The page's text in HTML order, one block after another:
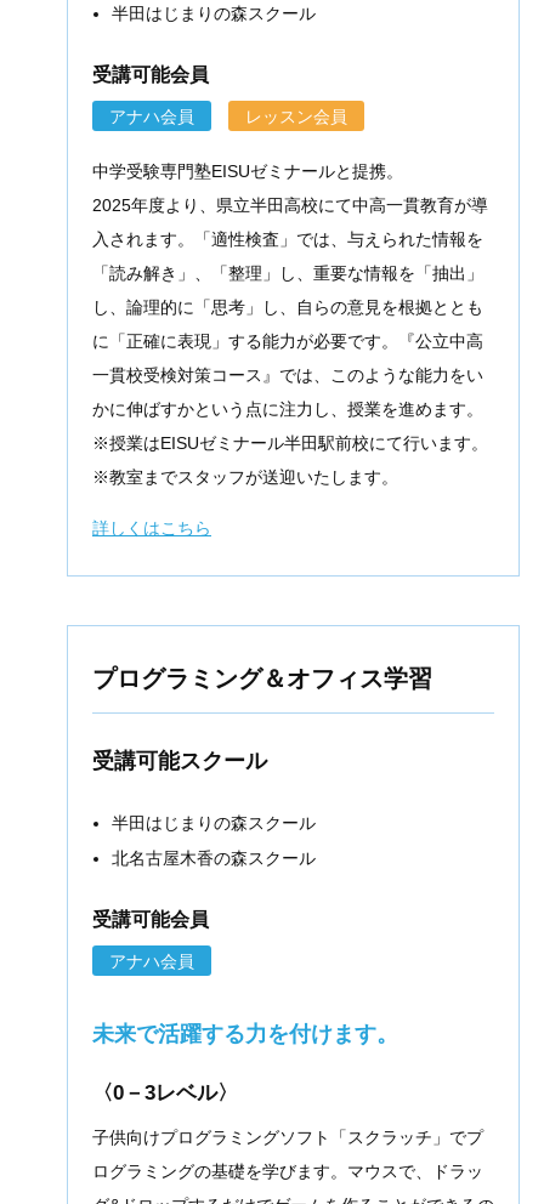
半田はじまりの森スクール
受講可能会員
アナハ会員 レッスン会員
中学受験専門塾EISUゼミナールと提携。
2025年度より、県立半田高校にて中高一貫教育が導
入されます。「適性検査」では、与えられた情報を
「読み解き」、「整理」し、重要な情報を「抽出」
し、論理的に「思考」し、自らの意見を根拠ととも
に「正確に表現」する能力が必要です。『公立中高
一貫校受検対策コース』では、このような能力をい
かに伸ばすかという点に注力し、授業を進めます。
※授業はEISUゼミナール半田駅前校にて行います。
※教室までスタッフが送迎いたします。
詳しくはこちら
プログラミング＆オフィス学習
受講可能スクール
半田はじまりの森スクール
北名古屋木香の森スクール
受講可能会員
アナハ会員
未来で活躍する力を付けます。
〈0－3レベル〉
子供向けプログラミングソフト「スクラッチ」でプ
ログラミングの基礎を学びます。マウスで、ドラッ